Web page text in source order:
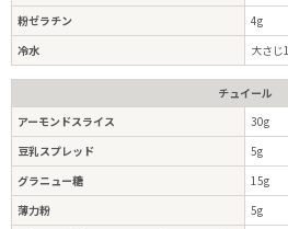
粉ゼラチン
4g
冷水
大さじ1
チュイール
アーモンドスライス
30g
豆乳スプレッド
5g
グラニュー糖
15g
薄力粉
5g